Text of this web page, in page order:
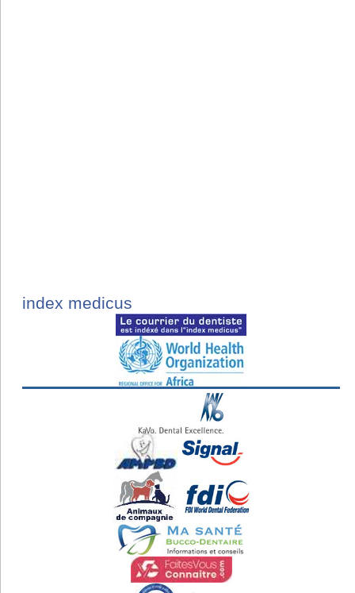
index medicus